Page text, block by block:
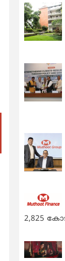
2,825